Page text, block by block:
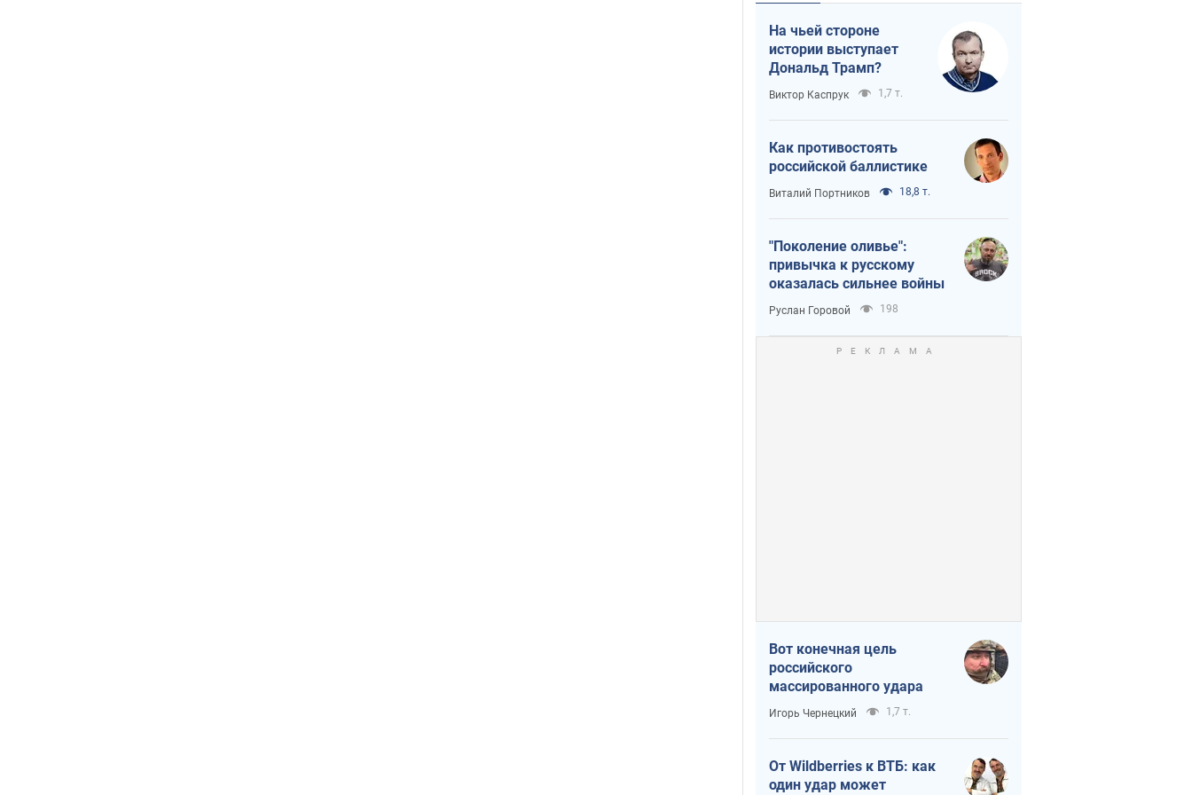
На чьей стороне
истории выступает
Дональд Трамп?
Виктор Каспрук 1,7 т.
Как противостоять
российской баллистике
Виталий Портников 18,8 т.
"Поколение оливье":
привычка к русскому
оказалась сильнее войны
Руслан Горовой 198
Вот конечная цель
российского
массированного удара
Игорь Чернецкий 1,7 т.
От Wildberries к ВТБ: как
один удар может